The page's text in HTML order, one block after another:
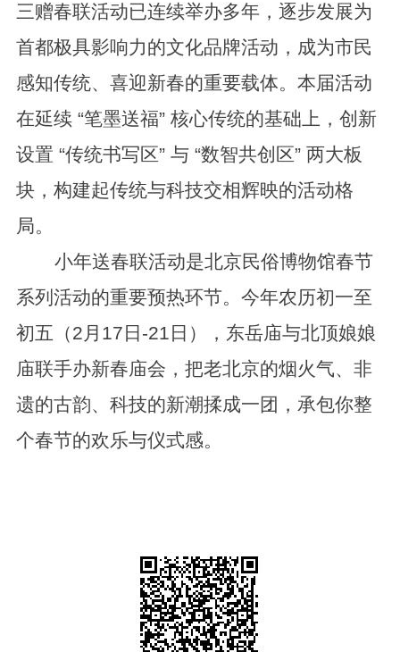
三赠春联活动已连续举办多年，逐步发展为
首都极具影响力的文化品牌活动，成为市民
感知传统、喜迎新春的重要载体。本届活动
在延续 “笔墨送福” 核心传统的基础上，创新
设置 “传统书写区” 与 “数智共创区” 两大板
块，构建起传统与科技交相辉映的活动格
局。
小年送春联活动是北京民俗博物馆春节
系列活动的重要预热环节。今年农历初一至
初五（2月17日-21日），东岳庙与北顶娘娘
庙联手办新春庙会，把老北京的烟火气、非
遗的古韵、科技的新潮揉成一团，承包你整
个春节的欢乐与仪式感。